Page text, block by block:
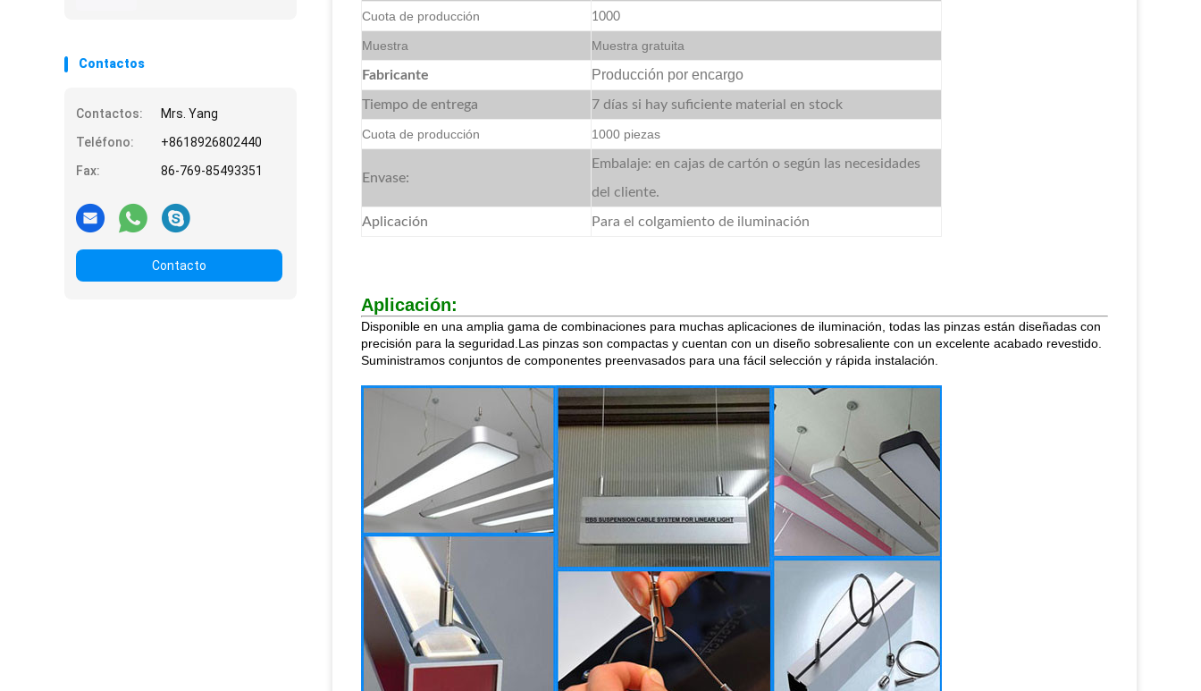
Contactos
Contactos:
Mrs. Yang
Teléfono:
+8618926802440
Fax:
86-769-85493351
Contacto
Cuota de producción 1000
Muestra Muestra gratuita
Fabricante Producción por encargo
Tiempo de entrega 7 días si hay suficiente material en stock
Cuota de producción 1000 piezas
Envase:
Embalaje: en cajas de cartón o según las necesidades
del cliente.
Aplicación Para el colgamiento de iluminación
Aplicación:
Disponible en una amplia gama de combinaciones para muchas aplicaciones de iluminación, todas las pinzas están diseñadas con
precisión para la seguridad.Las pinzas son compactas y cuentan con un diseño sobresaliente con un excelente acabado revestido.
Suministramos conjuntos de componentes preenvasados para una fácil selección y rápida instalación.